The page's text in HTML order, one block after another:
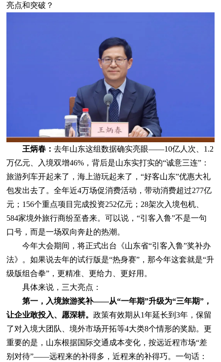
亮点和突破？
王炳春：去年山东这组数据确实亮眼——10亿人次、1.2
万亿元、入境双增46%，背后是山东实打实的“诚意三连”：
旅游列车开起来了，海上游玩起来了，“好客山东”优惠大礼
包发出去了。全年近4万场促消费活动，带动消费超过277亿
元；156个重点项目完成投资252亿元；28架次入境包机、
584家境外旅行商纷至沓来。可以说，“引客入鲁”不是一句
口号，而是一场双向奔赴的热潮。
今年大会期间，将正式出台《山东省“引客入鲁”奖补办
法》。如果说去年的试行版是“热身赛”，那今年这套就是“升
级版组合拳”，更精准、更给力、更好用。
具体来说，三大亮点：
第一，入境旅游奖补——从“一年期”升级为“三年期”，
让企业敢投入、愿深耕。政策有效期从1年延长到3年，保留
了对入境大团队、境外市场开拓等4大类8个情形的奖励。更
重要的是，山东根据国际交通成本变化，按远近程市场“差
别对待”——远程来的补得多，近程来的补得巧。一句话：